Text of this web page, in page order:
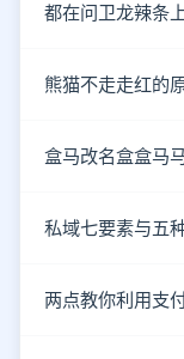
都在问卫龙辣条
熊猫不走走红的
两点教你利用支